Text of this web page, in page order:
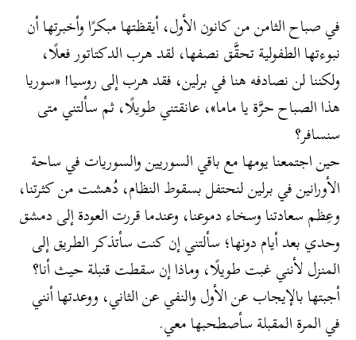
في صباح الثامن من كانون الأول، أيقظتها مبكرًا وأخبرتها أن
نبوءتها الطفولية تحقَّق نصفها، لقد هرب الدكتاتور فعلًا،
ولكننا لن نصادفه هنا في برلين، فقد هرب إلى روسيا! «سوريا
هذا الصباح حرَّة يا ماما»، عانقتني طويلًا، ثم سألتني متى
سنسافر؟
حين اجتمعنا يومها مع باقي السوريين والسوريات في ساحة
الأورانين في برلين لنحتفل بسقوط النظام، دُهشت من كثرتنا،
وعِظم سعادتنا وسخاء دموعنا، وعندما قررت العودة إلى دمشق
وحدي بعد أيام دونها؛ سألتني إن كنت سأتذكر الطريق إلى
المنزل لأنني غبت طويلًا، وماذا إن سقطت قنبلة حيث أنا؟
أجبتها بالإيجاب عن الأول والنفي عن الثاني، ووعدتها أنني
في المرة المقبلة سأصطحبها معي.